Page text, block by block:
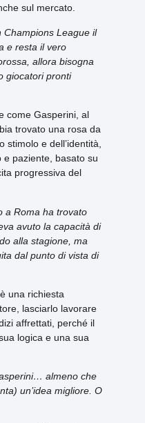
sul mercato.
Champions League il
e resta il vero
allora bisogna
giocatori pronti
come Gasperini, al
trovato una rosa da
e dell’identità,
e paziente, basato su
progressiva del
a Roma ha trovato
avuto la capacità di
alla stagione, ma
dal punto di vista di
una richiesta
lasciarlo lavorare
affrettati, perché il
logica e una sua
almeno che
un’idea migliore. O